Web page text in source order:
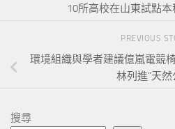
10所高校在山東試點
PREVIOUS
環境組織與學者建議億嵐電競
林列進“天然
搜尋